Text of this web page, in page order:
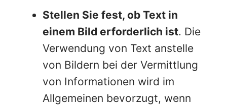
Stellen Sie fest, ob Text in
einem Bild erforderlich ist. Die
Verwendung von Text anstelle
von Bildern bei der Vermittlung
von Informationen wird im
Allgemeinen bevorzugt, wenn